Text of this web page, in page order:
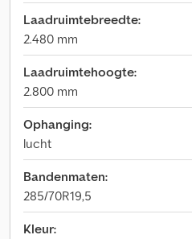
Laadruimtebreedte:
2.480 mm
Laadruimtehoogte:
2.800 mm
Ophanging:
lucht
Bandenmaten:
285/70R19,5
Kleur: